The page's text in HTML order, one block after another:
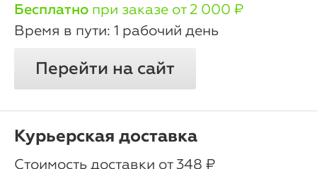
Бесплатно при заказе от 2 000 ₽
1 рабочий день
Перейти на сайт
Курьерская доставка
oт 348 ₽